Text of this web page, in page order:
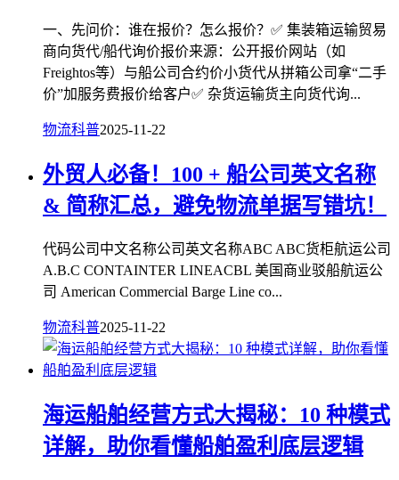
一、先问价：谁在报价？怎么报价？✅ 集装箱运输贸易
商向货代/船代询价报价来源：公开报价网站（如
Freightos等）与船公司合约价小货代从拼箱公司拿“二手
价”加服务费报价给客户✅ 杂货运输货主向货代询...
物流科普2025-11-22
外贸人必备！100 + 船公司英文名称
& 简称汇总，避免物流单据写错坑！
代码公司中文名称公司英文名称ABC ABC货柜航运公司
A.B.C CONTAINTER LINEACBL 美国商业驳船航运公
司 American Commercial Barge Line co...
物流科普2025-11-22
海运船舶经营方式大揭秘：10 种模式
详解，助你看懂船舶盈利底层逻辑